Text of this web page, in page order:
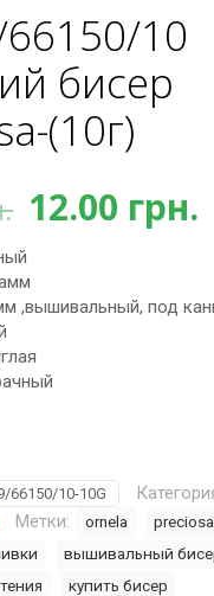
10
бисер
(10г)
составляла
14.00 грн..
12.00 грн.
,вышивальный, под
66150/10-10G
Метки: ornela preciosa
вышивальный
купить бисер